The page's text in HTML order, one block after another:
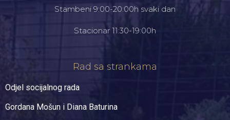
Stambeni 9:00-20:00h svaki dan
Stacionar 11:30-19:00h
Rad sa strankama
Odjel socijalnog rada
Gordana Mošun i Diana Baturina